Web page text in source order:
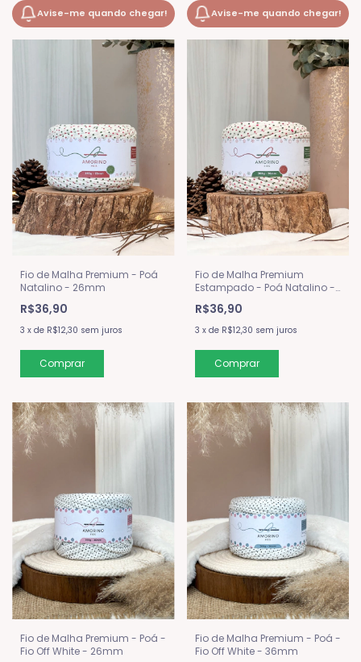
Avise-me quando chegar! Avise-me quando chegar!
Fio de Malha Premium - Poá
Natalino - 26mm
R$36,90
3 x de R$12,30 sem juros
Fio de Malha Premium
Estampado - Poá Natalino -
R$36,90
3 x de R$12,30 sem juros
Fio de Malha Premium - Poá -
Fio Off White - 26mm
Fio de Malha Premium - Poá -
Fio Off White - 36mm